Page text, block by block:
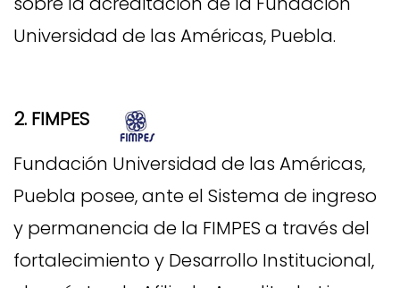
Universidad de las Américas, Puebla.
2. FIMPES
Fundación Universidad de las Américas,
Puebla posee, ante el Sistema de ingreso
y permanencia de la FIMPES a través del
fortalecimiento y Desarrollo Institucional,